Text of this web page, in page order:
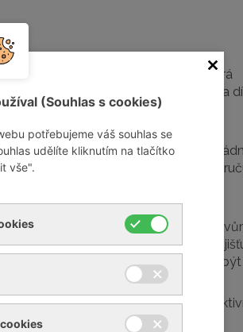
z nejtišších zařízení na trhu. Některá
kryt je ideálním řešením a
odhlučněno natolik, že nebude
Kryt snižuje hluk zařízení až 6x a
ochrana vůči externím
krytu jsou ventilátory, které
nového zařízení, nebo může
materiálů navíc zařízení dodává
(Souhlas s cookies)
potřebujeme váš souhlas se
udělíte kliknutím na tlačítko
vše".